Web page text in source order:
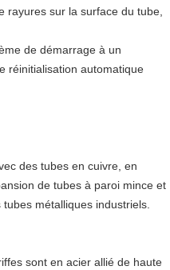
rayures sur la surface du tube,
de démarrage à un
réinitialisation automatique
des tubes en cuivre, en
de tubes à paroi mince et
métalliques industriels.
sont en acier allié de haute